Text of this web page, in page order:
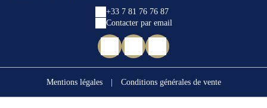
+33 7 81 76 76 87
Contacter par email
Mentions légales Conditions générales de vente